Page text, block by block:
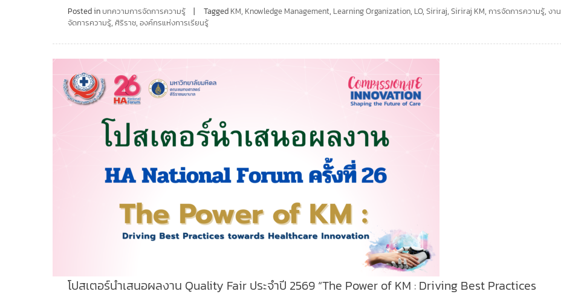
Posted in บทความการจัดการความรู้ Tagged KM, Knowledge Management, Learning Organization, LO,Siriraj,Siriraj KM,การจัดการความรู้,งาน
จัดการความรู้, ศิริราช,องค์กรแห่งการเรียนรู้
โปสเตอร์นำเสนอผลงาน Quality Fair ประจำปี 2569 “The Power of KM : Driving Best Practices